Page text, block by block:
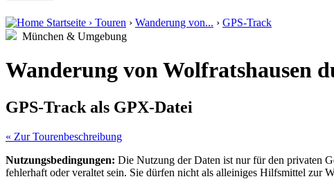
Startseite › Touren › Wanderung von... › GPS-Track
München & Umgebung
Wanderung von Wolfratshausen
GPS-Track als GPX-Datei
« Zur Tourenbeschreibung
Nutzungsbedingungen: Die Nutzung der Daten ist nur für den privaten
fehlerhaft oder veraltet sein. Sie dürfen nicht als alleiniges Hilfsmittel zur